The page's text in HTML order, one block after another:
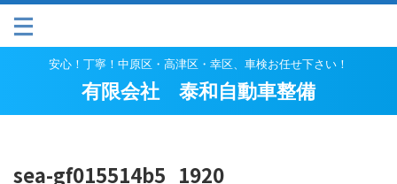
安心！丁寧！中原区・高津区・幸区、車検お任せ下さい！
有限会社 泰和自動車整備
sea-gf015514b5_1920